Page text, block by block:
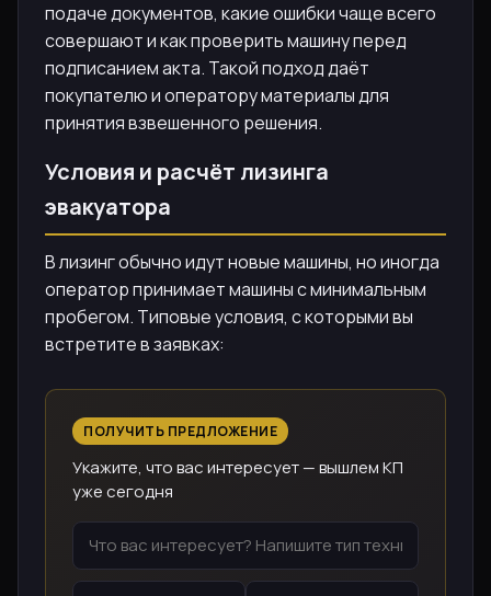
подаче документов, какие ошибки чаще всего
совершают и как проверить машину перед
подписанием акта. Такой подход даёт
покупателю и оператору материалы для
принятия взвешенного решения.
Условия и расчёт лизинга
эвакуатора
В лизинг обычно идут новые машины, но иногда
оператор принимает машины с минимальным
пробегом. Типовые условия, с которыми вы
встретите в заявках:
ПОЛУЧИТЬ ПРЕДЛОЖЕНИЕ
Укажите, что вас интересует — вышлем КП
уже сегодня